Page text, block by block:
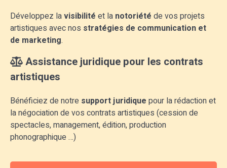
Développez lavisibilité et la notoriété de vos projets
artistiques avec nos stratégies de communication et
de marketing.
Assistance juridique pour les contrats
artistiques
Bénéficiez de notre support juridique pour la rédaction et
la négociation de vos contrats artistiques (cession de
spectacles, management, édition, production
phonographique …)